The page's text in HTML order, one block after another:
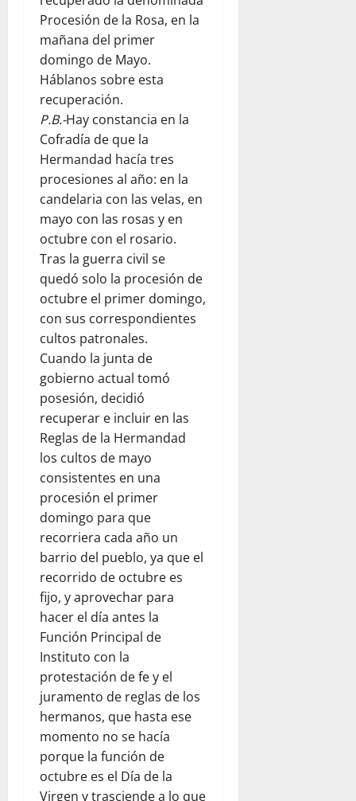
Procesión de la Rosa, en la
mañana del primer
domingo de Mayo.
Háblanos sobre esta
recuperación.
P.B.-Hay constancia en la
Cofradía de que la
Hermandad hacía tres
procesiones al año: en la
candelaria con las velas, en
mayo con las rosas y en
octubre con el rosario.
Tras la guerra civil se
quedó solo la procesión de
octubre el primer domingo,
con sus correspondientes
cultos patronales.
Cuando la junta de
gobierno actual tomó
posesión, decidió
recuperar e incluir en las
Reglas de la Hermandad
los cultos de mayo
consistentes en una
procesión el primer
domingo para que
recorriera cada año un
barrio del pueblo, ya que el
recorrido de octubre es
fijo, y aprovechar para
hacer el día antes la
Función Principal de
Instituto con la
protestación de fe y el
juramento de reglas de los
hermanos, que hasta ese
momento no se hacía
porque la función de
octubre es el Día de la
Virgen y trasciende a lo que